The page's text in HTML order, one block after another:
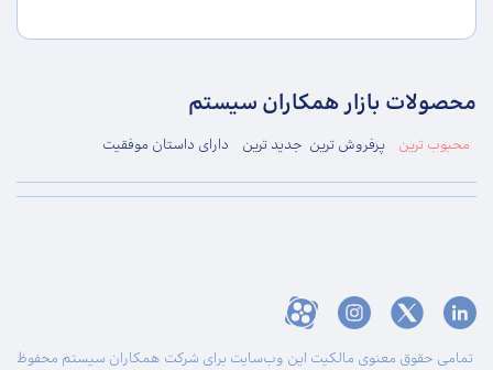
محصولات بازار همکاران سیستم
محبوب ترین پرفروش ترین جدید ترین دارای داستان موفقیت
تمامی حقوق معنوی مالکیت این وب‌سایت برای شرکت همکاران سیستم محفوظ